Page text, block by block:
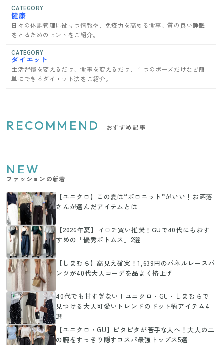
CATEGORY
健康
日々の体調管理に役立つ情報や、免疫力を高める食事、質の良い睡眠
をとるためのヒントをご紹介。
CATEGORY
ダイエット
生活習慣を変えるだけ、食事を変えるだけ、１つのポーズだけなど簡
単にできるダイエット法をご紹介。
RECOMMEND おすすめ記事
NEW
ファッションの新着
【ユニクロ】この夏は“ポロニット”がいい！お洒落
さんが選んだアイテムとは
【2026年夏】イロチ買い推奨！GUで40代にもおす
すめの「優秀ボトムス」2選
【しまむら】高見え確実！1,639円のパネルレースパ
ンツが40代大人コーデを品よく格上げ
40代でも甘すぎない！ユニクロ・GU・しまむらで
見つける大人可愛いトレンドのドット柄アイテム4
選
【ユニクロ・GU】ピタピタが苦手な人へ！大人の二
の腕をすっきり隠すコスパ最強トップス5選